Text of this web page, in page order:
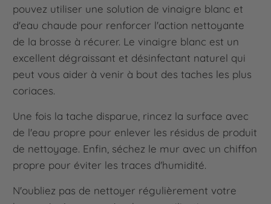
pouvez utiliser une solution de vinaigre blanc et
d'eau chaude pour renforcer l'action nettoyante
de la brosse à récurer. Le vinaigre blanc est un
excellent dégraissant et désinfectant naturel qui
peut vous aider à venir à bout des taches les plus
coriaces.
Une fois la tache disparue, rincez la surface avec
de l'eau propre pour enlever les résidus de produit
de nettoyage. Enfin, séchez le mur avec un chiffon
propre pour éviter les traces d'humidité.
N'oubliez pas de nettoyer régulièrement votre